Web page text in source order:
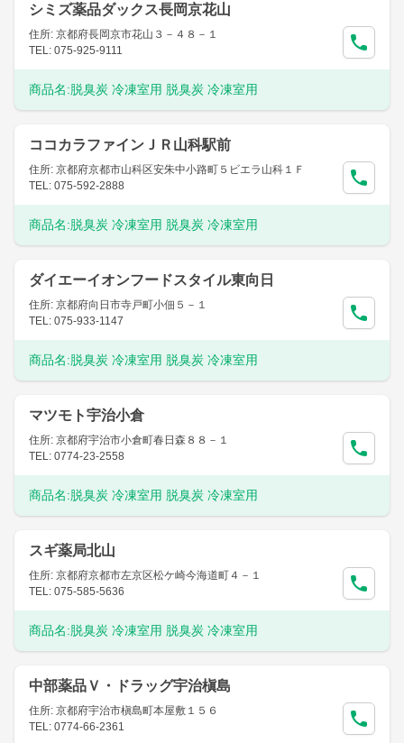
シミズ薬品ダックス長岡京花山
住所: 京都府長岡京市花山３－４８－１
TEL: 075-925-9111
商品名:脱臭炭 冷凍室用 脱臭炭 冷凍室用
ココカラファインＪＲ山科駅前
住所: 京都府京都市山科区安朱中小路町５ビエラ山科１Ｆ
TEL: 075-592-2888
商品名:脱臭炭 冷凍室用 脱臭炭 冷凍室用
ダイエーイオンフードスタイル東向日
住所: 京都府向日市寺戸町小佃５－１
TEL: 075-933-1147
商品名:脱臭炭 冷凍室用 脱臭炭 冷凍室用
マツモト宇治小倉
住所: 京都府宇治市小倉町春日森８８－１
TEL: 0774-23-2558
商品名:脱臭炭 冷凍室用 脱臭炭 冷凍室用
スギ薬局北山
住所: 京都府京都市左京区松ケ崎今海道町４－１
TEL: 075-585-5636
商品名:脱臭炭 冷凍室用 脱臭炭 冷凍室用
中部薬品Ｖ・ドラッグ宇治槇島
住所: 京都府宇治市槇島町本屋敷１５６
TEL: 0774-66-2361